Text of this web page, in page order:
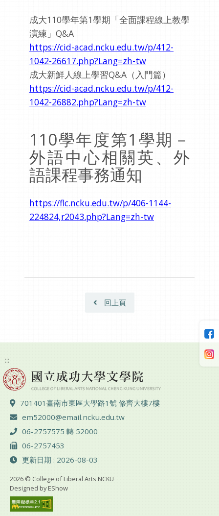
成大110學年第1學期「全面課程線上教學
演練」Q&A
https://cid-acad.ncku.edu.tw/p/412-
1042-26617.php?Lang=zh-tw
成大新鮮人線上學習Q&A（入門篇）
https://cid-acad.ncku.edu.tw/p/412-
1042-26882.php?Lang=zh-tw
110學年度第1學期－
外語中心相關英、外
語課程事務通知
https://flc.ncku.edu.tw/p/406-1144-
224824,r2043.php?Lang=zh-tw
回上頁
:::
地址 ：
701401臺南市東區大學路1號 修齊大樓7樓
電子郵件 ：
em52000@email.ncku.edu.tw
電話 ：
06-2757575 轉 52000
傳真 ：
06-2757453
更新日期 : 2026-08-03
2026 © College of Liberal Arts NCKU
Designed byEShow